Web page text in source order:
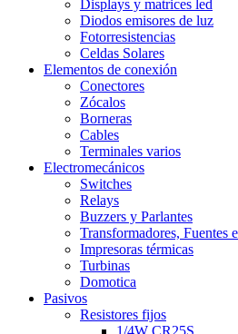
Displays y matrices led
Diodos emisores de luz
Fotorresistencias
Celdas Solares
Elementos de conexión
Conectores
Zócalos
Borneras
Cables
Terminales varios
Electromecánicos
Switches
Relays
Buzzers y Parlantes
Transformadores, Fuentes
Impresoras térmicas
Turbinas
Domotica
Pasivos
Resistores fijos
1/4W CR25S